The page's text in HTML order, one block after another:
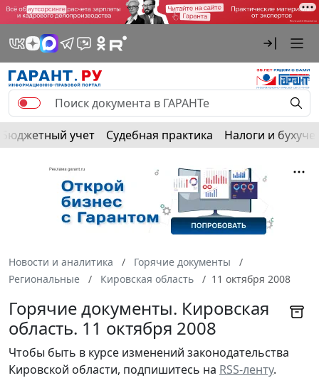
Бюджетный учет Судебная практика Налоги и
Новости и аналитика
Горячие документы
Региональные
Кировская область 11 октября 2008
Горячие документы. Кировская
область. 11 октября 2008
Чтобы быть в курсе изменений законодательства
Кировской области, подпишитесь на RSS-ленту.